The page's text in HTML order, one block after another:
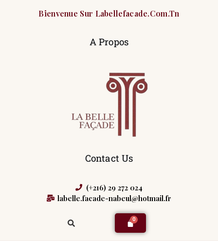
Bienvenue Sur Labellefacade.com.tn
A Propos
Contact Us
(+216) 29 272 024
labelle.facade-nabeul@hotmail.fr